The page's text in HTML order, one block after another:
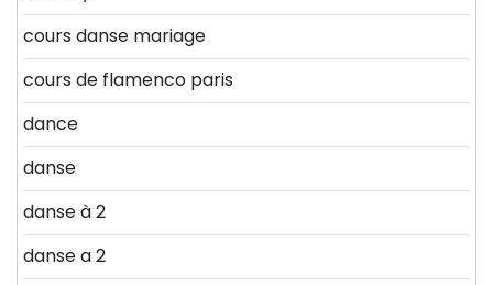
cours danse mariage
cours de flamenco paris
dance
danse
danse à 2
danse a 2